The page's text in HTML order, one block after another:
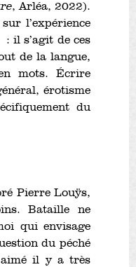
, Arléa, 2022).
l’expérience
il s’agit de ces
de la langue,
mots. Écrire
érotisme
du
Pierre Louÿs,
Bataille ne
qui envisage
du péché
aimé il y a très